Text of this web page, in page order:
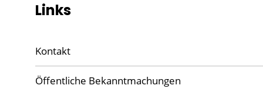
Links
Kontakt
Öffentliche Bekanntmachungen